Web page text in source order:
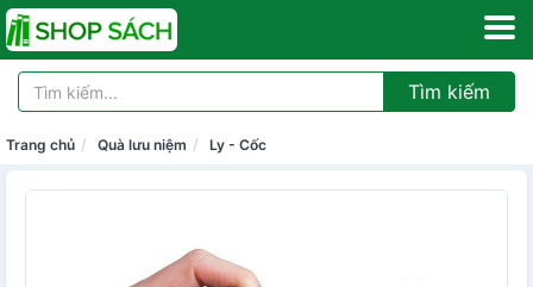
Tìm kiếm
Trang chủ Quà lưu niệm Ly - Cốc